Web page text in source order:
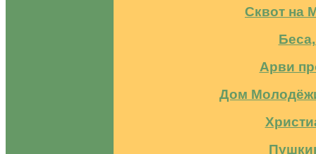
Сквот на
Арви
Дом